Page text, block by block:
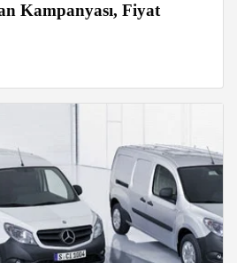
Kampanyası, Fiyat